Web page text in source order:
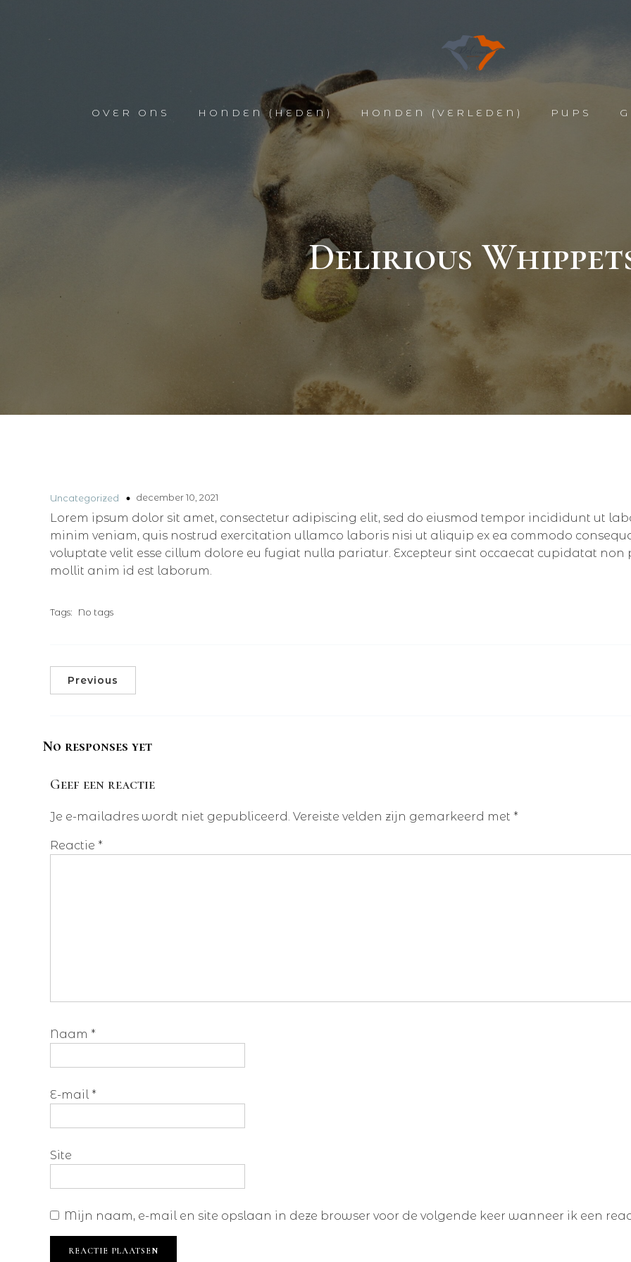
OVER ONS HONDEN (HEDEN) HONDEN (VERLEDEN) PUPS
Delirious
Uncategorized december 10, 2021
Lorem ipsum dolor sit amet, consectetur adipiscing elit, sed do eiusmod tempor incididunt ut
minim veniam, quis nostrud exercitation ullamco laboris nisi ut aliquip ex ea commodo
voluptate velit esse cillum dolore eu fugiat nulla pariatur. Excepteur sint occaecat cupidatat
mollit anim id est laborum.
Tags: No tags
Previous
No responses yet
Geef een reactie
Je e-mailadres wordt niet gepubliceerd. Vereiste velden zijn gemarkeerd met *
Reactie *
Naam *
E-mail *
Site
Mijn naam, e-mail en site opslaan in deze browser voor de volgende keer wanneer ik een